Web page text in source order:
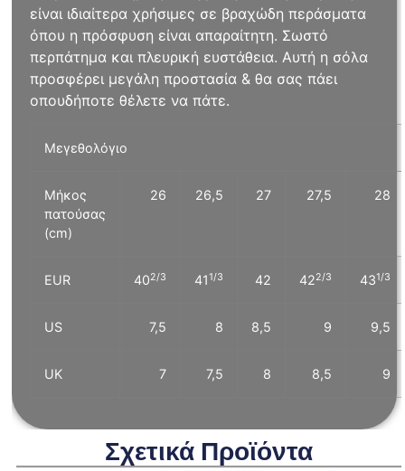
είναι ιδιαίτερα χρήσιμες σε βραχώδη περάσματα
όπου η πρόσφυση είναι απαραίτητη. Σωστό
περπάτημα και πλευρική ευστάθεια. Αυτή η σόλα
προσφέρει μεγάλη προστασία & θα σας πάει
οπουδήποτε θέλετε να πάτε.
Μεγεθολόγιο
Μήκος
πατούσας
(cm)
26 26,5 27 27,5 28
EUR 402/3 411/3 42 422/3 431/3
US 7,5 8 8,5 9 9,5
UK 7 7,5 8 8,5 9
Σχετικά Προϊόντα